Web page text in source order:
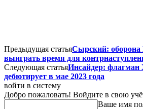
Предыдущая статьяСырский: оборона
выиграть время для
Следующая статьяИнсайдер: флагман
дебютирует в мае 2023 года
войти в систему
Добро пожаловать! Войдите в свою
Ваше имя